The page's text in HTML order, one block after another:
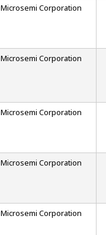
Microsemi Corporation
Microsemi Corporation
Microsemi Corporation
Microsemi Corporation
Microsemi Corporation